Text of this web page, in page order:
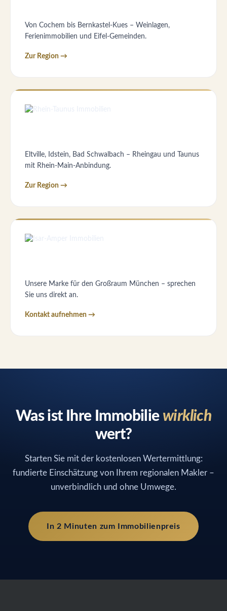
Von Cochem bis Bernkastel-Kues – Weinlagen,
Ferienimmobilien und Eifel-Gemeinden.
Zur Region →
Eltville, Idstein, Bad Schwalbach – Rheingau und Taunus
mit Rhein-Main-Anbindung.
Zur Region →
Unsere Marke für den Großraum München – sprechen
Sie uns direkt an.
Kontakt aufnehmen →
Was ist Ihre Immobilie wirklich
wert?
Starten Sie mit der kostenlosen Wertermittlung:
fundierte Einschätzung von Ihrem regionalen Makler –
unverbindlich und ohne Umwege.
In 2 Minuten zum Immobilienpreis